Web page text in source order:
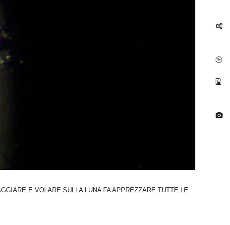
E VOLARE SULLA LUNA FA APPREZZARE TUTTE LE